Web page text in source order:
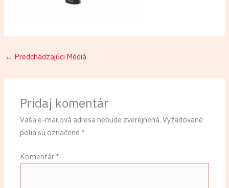
← Predchádzajúci Médiá
Pridaj komentár
Vaša e-mailová adresa nebude zverejnená. Vyžadované
polia sú označené*
Komentár*